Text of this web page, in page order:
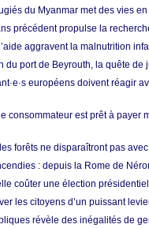
du Myanmar met des vies
précédent propulse la
aggravent la malnutrition
du port de Beyrouth, la quête de
européens doivent réagir
consommateur est prêt à payer
forêts ne disparaîtront pas
: depuis la Rome de
coûter une élection
les citoyens d’un puissant
révèle des inégalités de